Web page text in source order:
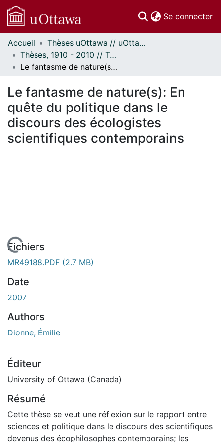
Se connecter
Communautés
et collections
Parcourir
À propos
Accueil
Thèses uOttawa // uOttawa Theses
Thèses, 1910 - 2010 // Theses, 1910 - 2010
Le fantasme de nature(s): En quête du politique dans le discours des écologistes scientifiques contemporains
Le fantasme de nature(s): En
quête du politique dans le
discours des écologistes
scientifiques contemporains
En cours de chargement...
Fichiers
MR49188.PDF (2.7 MB)
Date
2007
Authors
Dionne, Émilie
Éditeur
University of Ottawa (Canada)
Résumé
Cette thèse se veut une réflexion sur le rapport entre
sciences et politique dans le discours des scientifiques
devenus des écophilosophes contemporains; les